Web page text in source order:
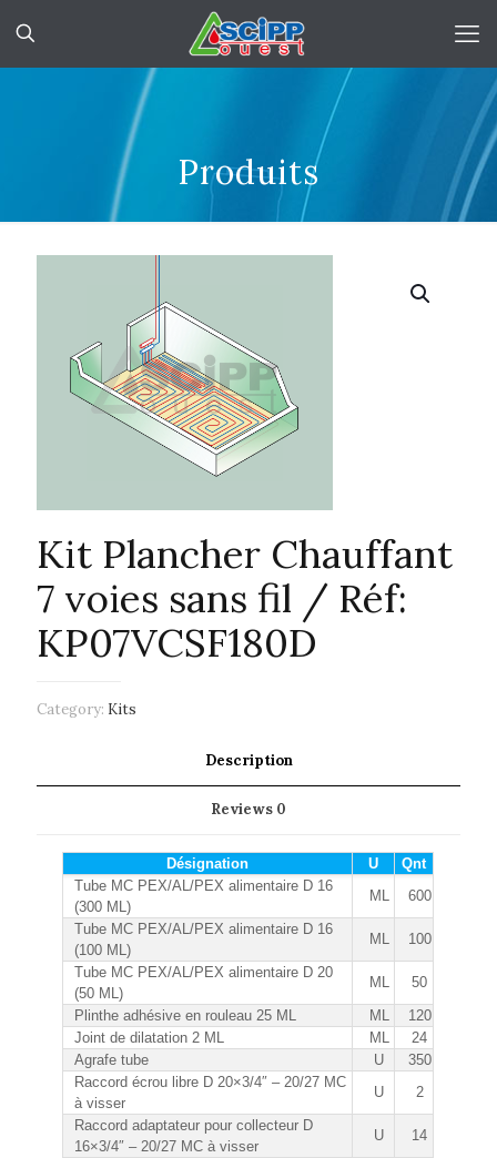
Produits
Kit Plancher Chauffant
7 voies sans fil / Réf:
KP07VCSF180D
Category: Kits
Description
Reviews 0
Désignation U
Qnt
Tube MC PEX/AL/PEX alimentaire D 16
(300 ML)
ML
600
Tube MC PEX/AL/PEX alimentaire D 16
(100 ML)
ML
100
Tube MC PEX/AL/PEX alimentaire D 20
(50 ML)
ML
50
Plinthe adhésive en rouleau 25 ML
ML
120
Joint de dilatation 2 ML
ML
24
Agrafe tube
U
350
Raccord écrou libre D 20×3/4″ – 20/27 MC
à visser
U
2
Raccord adaptateur pour collecteur D
16×3/4″ – 20/27 MC à visser
U
14